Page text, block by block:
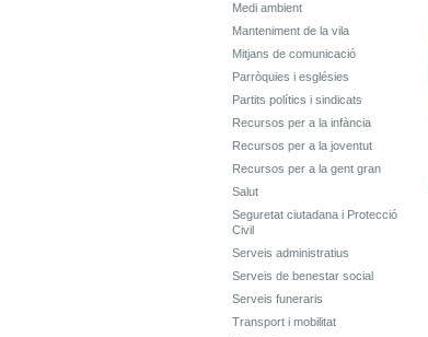
Medi ambient
Manteniment de la vila
Mitjans de comunicació
Parròquies i esglésies
Partits polítics i sindicats
Recursos per a la infància
Recursos per a la joventut
Recursos per a la gent gran
Salut
Seguretat ciutadana i Protecció
Civil
Serveis administratius
Serveis de benestar social
Serveis funeraris
Transport i mobilitat